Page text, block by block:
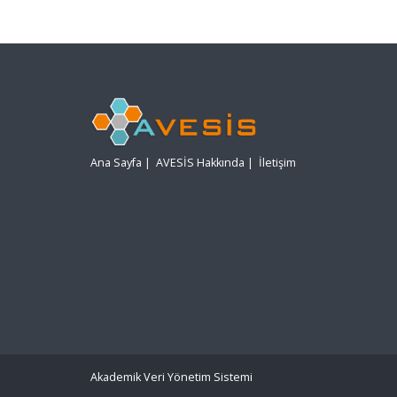
Ana Sayfa | AVESİS Hakkında | İletişim
Akademik Veri Yönetim Sistemi